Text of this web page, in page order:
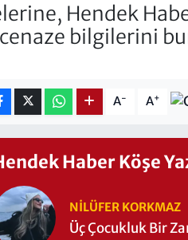
Hendek
bilgilerini
A- A+
Haber Köşe
NILÜFER KORKMAZ
Üç Çocukluk Bir